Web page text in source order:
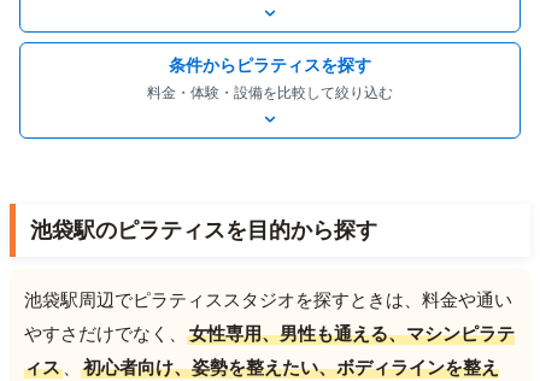
条件からピラティスを探す
料金・体験・設備を比較して絞り込む
池袋駅のピラティスを目的から探す
池袋駅周辺でピラティススタジオを探すときは、料金や通い
やすさだけでなく、
女性専用、男性も通える、マシンピラテ
ィス 、
初心者向け、姿勢を整えたい、ボディラインを整え